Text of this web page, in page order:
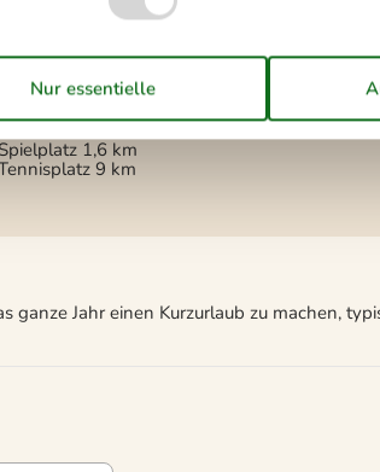
10 m
Golfplatz 29 km
Restaurant 1,6 km
Spielplatz 1,6 km
9 km
ganze Jahr einen Kurzurlaub zu machen,